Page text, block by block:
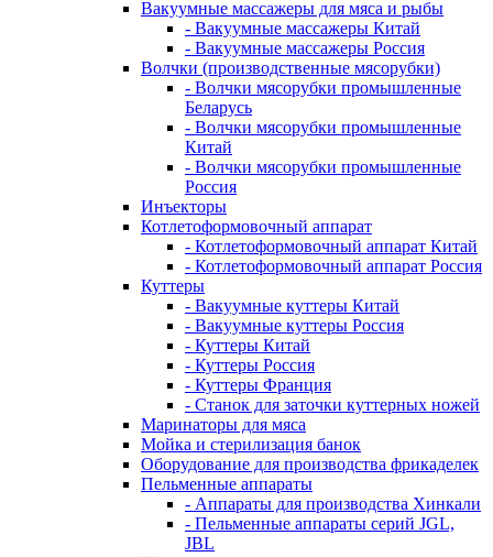
Вакуумные массажеры для мяса и рыбы
- Вакуумные массажеры Китай
- Вакуумные массажеры Россия
Волчки (производственные мясорубки)
- Волчки мясорубки промышленные
Беларусь
- Волчки мясорубки промышленные
Китай
- Волчки мясорубки промышленные
Россия
Инъекторы
Котлетоформовочный аппарат
- Котлетоформовочный аппарат Китай
- Котлетоформовочный аппарат Россия
Куттеры
- Вакуумные куттеры Китай
- Вакуумные куттеры Россия
- Куттеры Китай
- Куттеры Россия
- Куттеры Франция
- Станок для заточки куттерных ножей
Маринаторы для мяса
Мойка и стерилизация банок
Оборудование для производства фрикаделек
Пельменные аппараты
- Аппараты для производства Хинкали
- Пельменные аппараты серий JGL,
JBL